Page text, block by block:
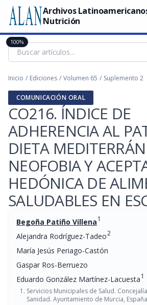
Archivos
Nutrición
Inicio / Ediciones / Volumen 65 / Suplemento 2
COMUNICACIÓN ORAL
CO216. ÍNDICE DE
ADHERENCIA AL
DIETA
NEOFOBIA Y
HEDÓNICA DE
SALUDABLES EN
Begoña Patiño Villena1
Alejandra Rodríguez-Tadeo2
María Jesús Periago-Castón
Gaspar Ros-Berruezo
Eduardo González Martínez-Lacuesta1
Servicios Municipales de Salud.
Sanidad. Ayuntamiento de Murcia, España
100%